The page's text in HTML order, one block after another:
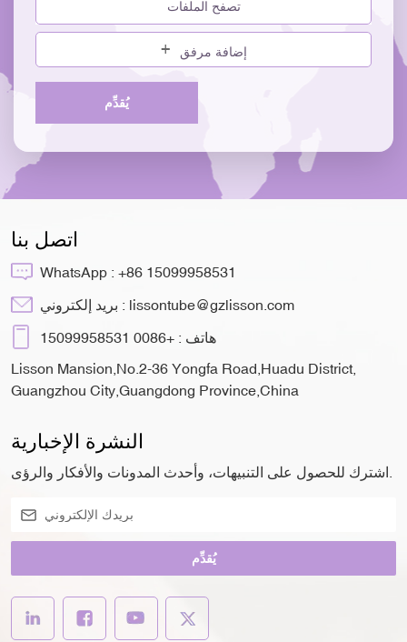
تصفح الملفات
إضافة مرفق
يُقدِّم
اتصل بنا
WhatsApp : +86 15099958531
بريد إلكتروني : lissontube@gzlisson.com
هاتف : +0086 15099958531
Lisson Mansion,No.2-36 Yongfa Road,Huadu District,
Guangzhou City,Guangdong Province,China
النشرة الإخبارية
يُقدِّم